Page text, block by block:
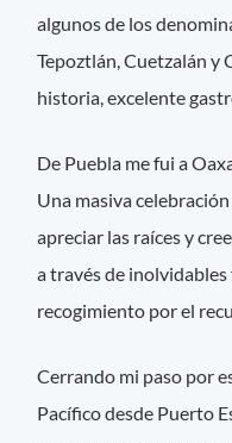
algunos de los
Tepoztlán, Cuetzalán y
historia, excelente
De Puebla me fui a
Una masiva
apreciar las raíces y
a través de
recogimiento por el
Cerrando mi paso por
Pacífico desde Puerto